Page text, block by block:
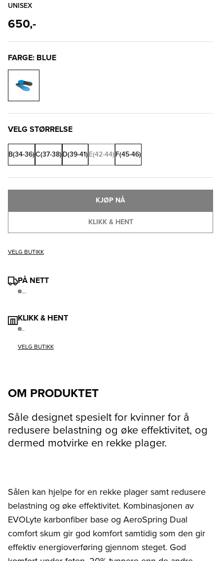
UNISEX
650,-
FARGE: BLUE
VELG STØRRELSE
B(34-36)C(37-38)D(39-41)E(42-44)F(45-46)
KLIKK & HENT
KJØP NÅ
VELG BUTIKK
PÅ NETT
...
KLIKK & HENT
..
VELG BUTIKK
OM PRODUKTET
Såle designet spesielt for kvinner for å
redusere belastning og øke effektivitet, og
dermed motvirke en rekke plager.
Sålen kan hjelpe for en rekke plager samt redusere
belastning og øke effektivitet. Kombinasjonen av
EVOLyte karbonfiber base og AeroSpring Dual
comfort skum gir god komfort samtidig som den gir
effektiv energioverføring gjennom steget. God